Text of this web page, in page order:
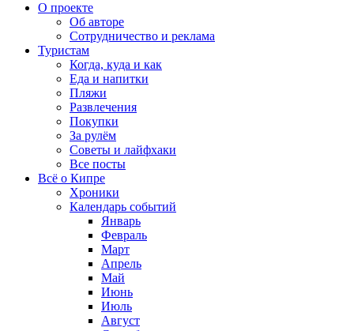
О проекте
Об авторе
Сотрудничество и реклама
Туристам
Когда, куда и как
Еда и напитки
Пляжи
Развлечения
Покупки
За рулём
Советы и лайфхаки
Все посты
Всё о Кипре
Хроники
Календарь событий
Январь
Февраль
Март
Апрель
Май
Июнь
Июль
Август